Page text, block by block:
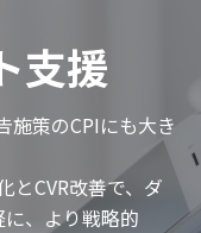
料金・お問合せ
支援
施策のCPIにも大き
とCVR改善で、ダ
、より戦略的